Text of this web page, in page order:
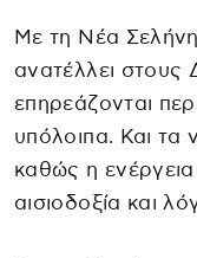
Με τη Νέα
ανατέλλει στους
επηρεάζονται
υπόλοιπα. Και τα
καθώς η
αισιοδοξία και